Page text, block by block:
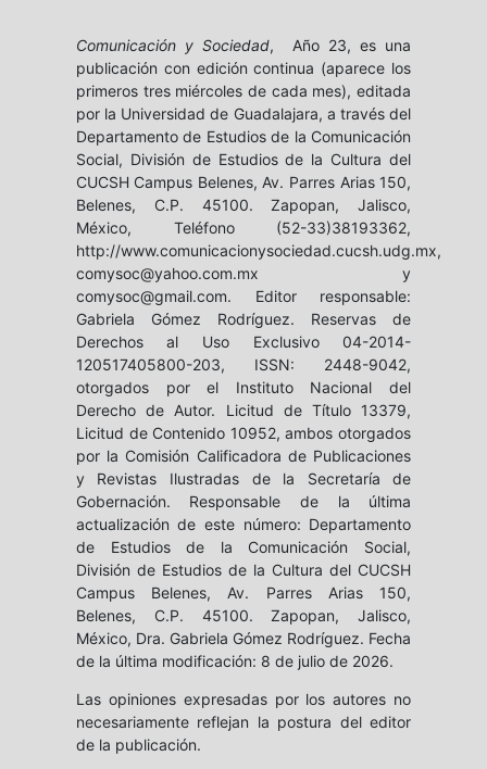
Comunicación y Sociedad, Año 23, es una
publicación con edición continua (aparece los
primeros tres miércoles de cada mes), editada
por la Universidad de Guadalajara, a través del
Departamento de Estudios de la Comunicación
Social, División de Estudios de la Cultura del
CUCSH Campus Belenes, Av. Parres Arias 150,
Belenes, C.P. 45100. Zapopan, Jalisco,
México, Teléfono (52-33)38193362,
http://www.comunicacionysociedad.cucsh.udg.mx,
comysoc@yahoo.com.mx y
comysoc@gmail.com. Editor responsable:
Gabriela Gómez Rodríguez. Reservas de
Derechos al Uso Exclusivo 04-2014-
120517405800-203, ISSN: 2448-9042,
otorgados por el Instituto Nacional del
Derecho de Autor. Licitud de Título 13379,
Licitud de Contenido 10952, ambos otorgados
por la Comisión Calificadora de Publicaciones
y Revistas Ilustradas de la Secretaría de
Gobernación. Responsable de la última
actualización de este número: Departamento
de Estudios de la Comunicación Social,
División de Estudios de la Cultura del CUCSH
Campus Belenes, Av. Parres Arias 150,
Belenes, C.P. 45100. Zapopan, Jalisco,
México, Dra. Gabriela Gómez Rodríguez. Fecha
de la última modificación: 8 de julio de 2026.
Las opiniones expresadas por los autores no
necesariamente reflejan la postura del editor
de la publicación.